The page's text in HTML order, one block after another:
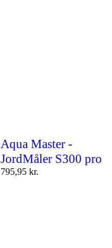
Aqua Master -
JordMåler S300 pro
795,95 kr.